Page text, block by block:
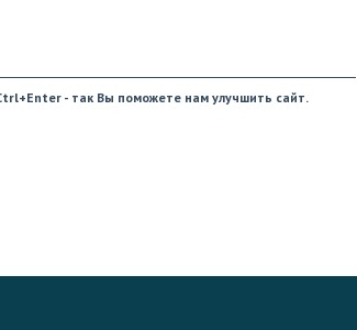
- так Вы поможете нам улучшить сайт.